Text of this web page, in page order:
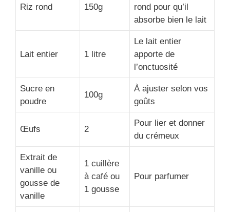
Riz rond 150g
rond pour qu’il
absorbe bien le lait
Lait entier 1 litre
Le lait entier
apporte de
l’onctuosité
Sucre en
poudre
100g
À ajuster selon vos
goûts
Œufs 2
Pour lier et donner
du crémeux
Extrait de
vanille ou
gousse de
vanille
1 cuillère
à café ou
1 gousse
Pour parfumer